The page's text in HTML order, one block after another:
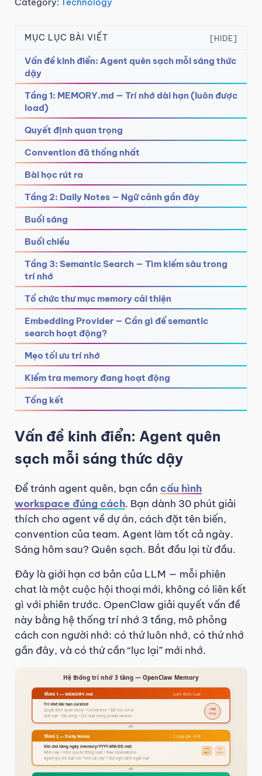
MỤC LỤC BÀI VIẾT [HIDE]
Vấn đề kinh điển: Agent quên sạch mỗi sáng thức
dậy
Tầng 1: MEMORY.md — Trí nhớ dài hạn (luôn được
load)
Quyết định quan trọng
Convention đã thống nhất
Bài học rút ra
Tầng 2: Daily Notes — Ngữ cảnh gần đây
Buổi sáng
Buổi chiều
Tầng 3: Semantic Search — Tìm kiếm sâu trong
trí nhớ
Tổ chức thư mục memory cải thiện
Embedding Provider — Cần gì để semantic
search hoạt động?
Mẹo tối ưu trí nhớ
Kiểm tra memory đang hoạt động
Tổng kết
Vấn đề kinh điển: Agent quên
sạch mỗi sáng thức dậy
Để tránh agent quên, bạn cần cấu hình
workspace đúng cách. Bạn dành 30 phút giải
thích cho agent về dự án, cách đặt tên biến,
convention của team. Agent làm tốt cả ngày.
Sáng hôm sau? Quên sạch. Bắt đầu lại từ đầu.
Đây là giới hạn cơ bản của LLM — mỗi phiên
chat là một cuộc hội thoại mới, không có liên kết
gì với phiên trước. OpenClaw giải quyết vấn đề
này bằng hệ thống trí nhớ 3 tầng, mô phỏng
cách con người nhớ: có thứ luôn nhớ, có thứ nhớ
gần đây, và có thứ cần “lục lại” mới nhớ.